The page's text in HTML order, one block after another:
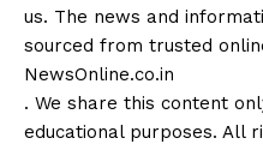
us. The news and
sourced from trusted
NewsOnline.co.in
. We share this content
educational purposes. All